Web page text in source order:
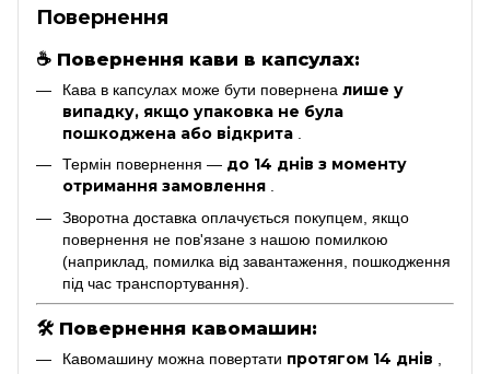
Повернення
☕ Повернення кави в капсулах:
Кава в капсулах може бути повернена лише у
випадку, якщо упаковка не була
пошкоджена або відкрита
Термін повернення — до 14 днів з моменту
отримання замовлення .
Зворотна доставка оплачується покупцем, якщо
повернення не пов'язане з нашою помилкою
(наприклад, помилка від завантаження, пошкодження
під час транспортування).
🛠 Повернення кавомашин:
Кавомашину можна повертати протягом 14 днів